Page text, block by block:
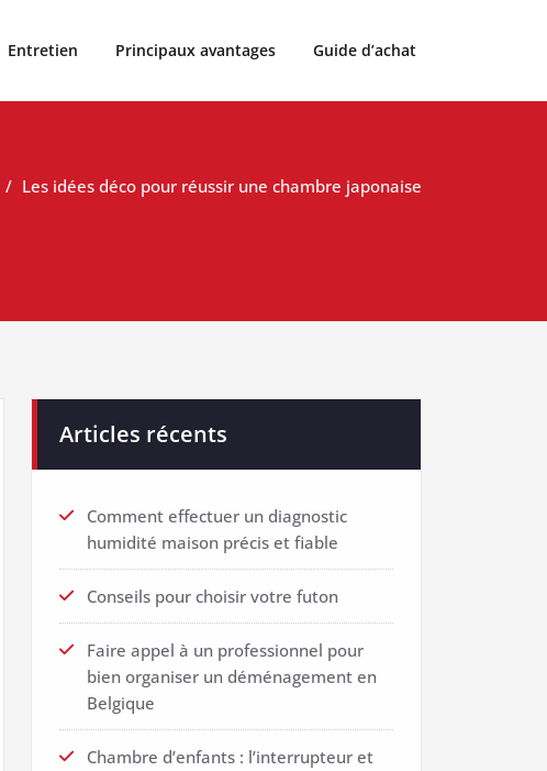
Entretien Principaux avantages Guide d’achat
Les idées déco pour réussir une chambre japonaise
Articles récents
Comment effectuer un diagnostic
humidité maison précis et fiable
Conseils pour choisir votre futon
Faire appel à un professionnel pour
bien organiser un déménagement en
Belgique
Chambre d’enfants : l’interrupteur et